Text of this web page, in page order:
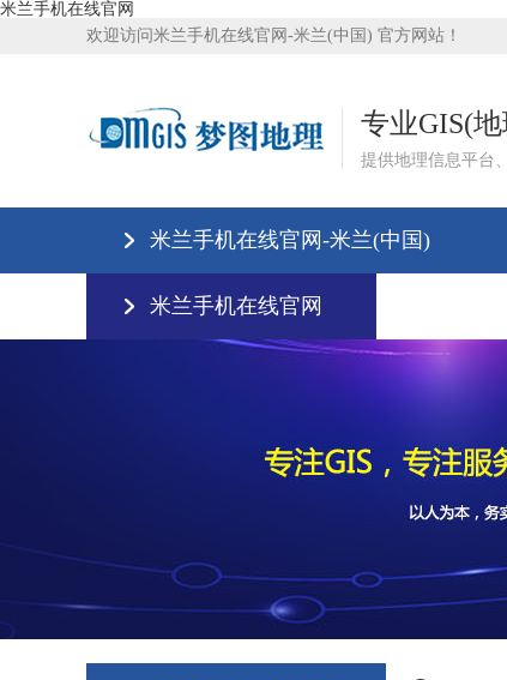
米兰手机在线官网
欢迎访问米兰手机在线官网-米兰(中国) 官方网站！
专业GIS(
提供地理信息平台
米兰手机在线官网-米兰(中国)
米兰手机在线官网